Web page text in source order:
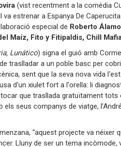
(vist recentment a la comèdia
va estrenar a Espanya De
especial de Roberto
Maíz, Fito y Fitipaldis, Chill
Lunático) signa el guió amb
traslladar a un poble basc per
sent que la seva nova vida
d'un xiulet fort a l'orella: li
que trasllada gratuïtament
els seus companys de viatge,
“aquest projecte va
Lluny de ser un tema